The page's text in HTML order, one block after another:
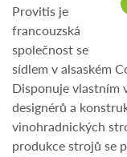
Provitis je
francouzská
společnost se
sídlem v alsaském
Disponuje vlastním
designérů a
vinohradnických
produkce strojů se